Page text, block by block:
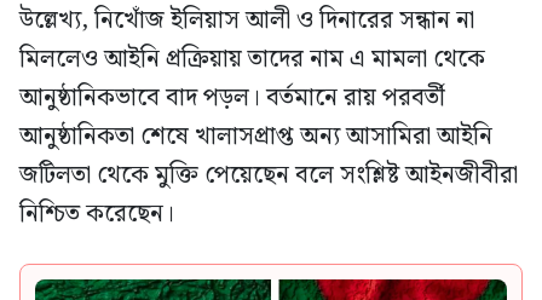
উল্লেখ্য, নিখোঁজ ইলিয়াস আলী ও দিনারের সন্ধান না
মিললেও আইনি প্রক্রিয়ায় তাদের নাম এ মামলা থেকে
আনুষ্ঠানিকভাবে বাদ পড়ল। বর্তমানে রায় পরবর্তী
আনুষ্ঠানিকতা শেষে খালাসপ্রাপ্ত অন্য আসামিরা আইনি
জটিলতা থেকে মুক্তি পেয়েছেন বলে সংশ্লিষ্ট আইনজীবীরা
নিশ্চিত করেছেন।